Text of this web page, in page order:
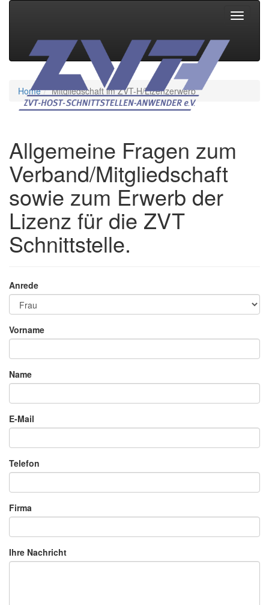
Toggle
Home Mitgliedschaft im ZVT-H/Lizenzerwerb
Allgemeine Fragen zum
Verband/Mitgliedschaft
sowie zum Erwerb der
Lizenz für die ZVT
Schnittstelle.
Anrede
Vorname
Name
E-Mail
Telefon
Firma
Ihre Nachricht